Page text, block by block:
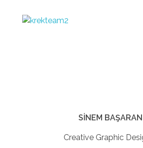
SİNEM BAŞARAN
Creative Graphic